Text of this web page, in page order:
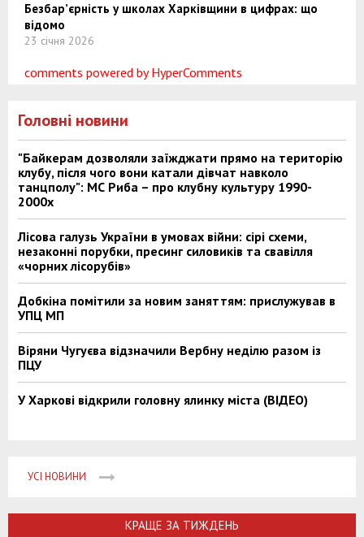
Безбар’єрність у школах Харківщини в цифрах: що
відомо
23 січня 2026
comments powered by HyperComments
Головні новини
"Байкерам дозволяли заїжджати прямо на територію
клубу, після чого вони катали дівчат навколо
танцполу": МС Риба – про клубну культуру 1990-
2000х
Лісова галузь України в умовах війни: сірі схеми,
незаконні порубки, пресинг силовиків та свавілля
«чорних лісорубів»
Добкіна помітили за новим заняттям: прислужував в
УПЦ МП
Віряни Чугуєва відзначили Вербну неділю разом із
ПЦУ
У Харкові відкрили головну ялинку міста (ВІДЕО)
УСІ НОВИНИ
КРАЩЕ ЗА ТИЖДЕНЬ